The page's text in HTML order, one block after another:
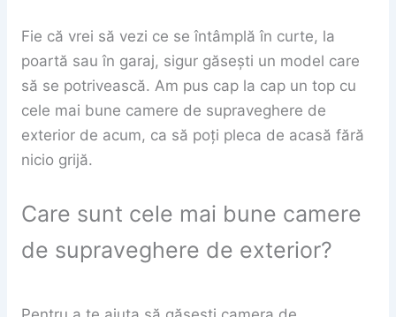
Fie că vrei să vezi ce se întâmplă în curte, la
poartă sau în garaj, sigur găsești un model care
să se potrivească. Am pus cap la cap un top cu
cele mai bune camere de supraveghere de
exterior de acum, ca să poți pleca de acasă fără
nicio grijă.
Care sunt cele mai bune camere
de supraveghere de exterior?